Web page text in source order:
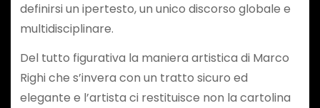
definirsi un ipertesto, un unico discorso globale e
multidisciplinare.
Del tutto figurativa la maniera artistica di Marco
Righi che s’invera con un tratto sicuro ed
elegante e l’artista ci restituisce non la cartolina